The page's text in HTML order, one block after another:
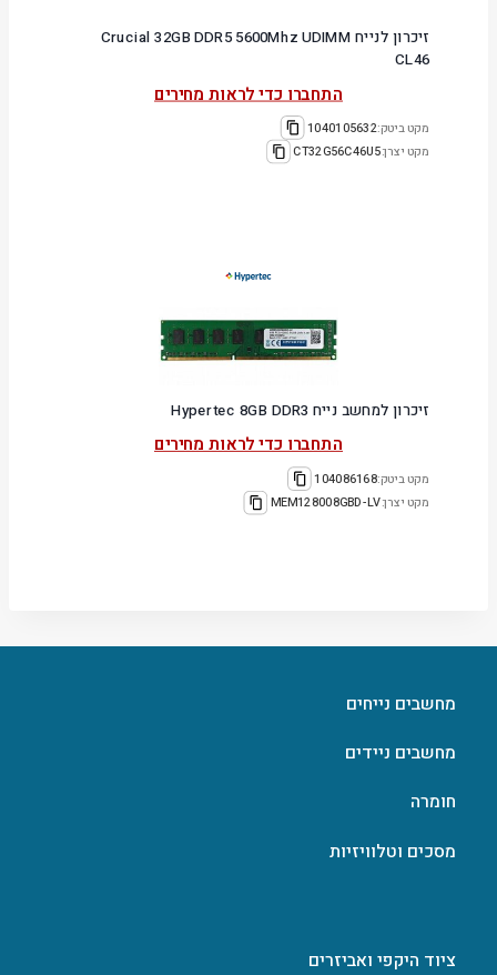
זיכרון לנייח Crucial 32GB DDR5 5600Mhz UDIMM
CL46
התחברו כדי לראות מחירים
מקט ביטק:1040105632
מקט יצרן:CT32G56C46U5
זיכרון למחשב נייח Hypertec 8GB DDR3
התחברו כדי לראות מחירים
מקט ביטק:104086168
מקט יצרן:MEM128008GBD-LV
מחשבים נייחים
מחשבים ניידים
חומרה
מסכים וטלוויזיות
ציוד היקפי ואביזרים